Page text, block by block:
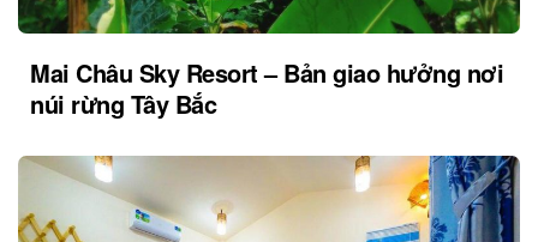
Mai Châu Sky Resort – Bản giao hưởng nơi
núi rừng Tây Bắc